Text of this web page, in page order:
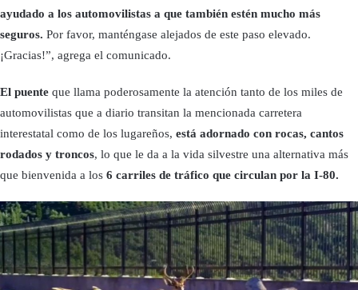
ayudado a los automovilistas a que también estén mucho más
seguros. Por favor, manténgase alejados de este paso elevado.
¡Gracias!”, agrega el comunicado.
El puente que llama poderosamente la atención tanto de los miles de
automovilistas que a diario transitan la mencionada carretera
interestatal como de los lugareños, está adornado con rocas, cantos
rodados y troncos, lo que le da a la vida silvestre una alternativa más
que bienvenida a los 6 carriles de tráfico que circulan por la I-80.